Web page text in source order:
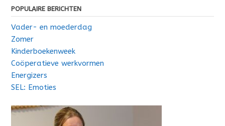
POPULAIRE BERICHTEN
Vader- en moederdag
Zomer
Kinderboekenweek
Coöperatieve werkvormen
Energizers
SEL: Emoties